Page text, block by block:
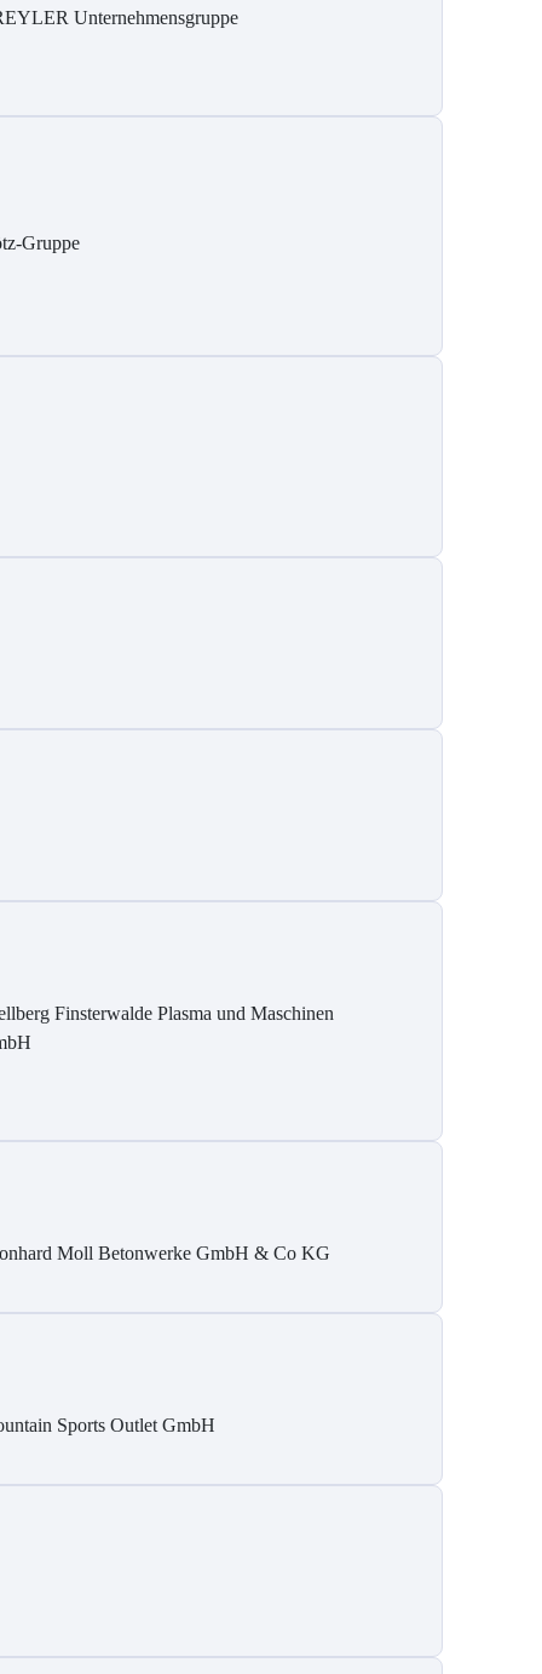
Unternehmensgruppe
Gruppe
Finsterwalde Plasma und Maschinen
Moll Betonwerke GmbH & Co KG
Sports Outlet GmbH